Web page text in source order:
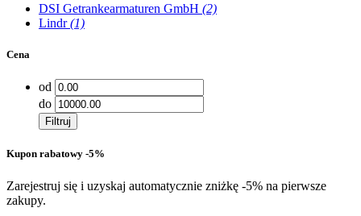
DSI Getrankearmaturen GmbH (2)
Lindr (1)
Cena
od
do
Filtruj
Kupon rabatowy -5%
Zarejestruj się i uzyskaj automatycznie zniżkę -5% na pierwsze
zakupy.